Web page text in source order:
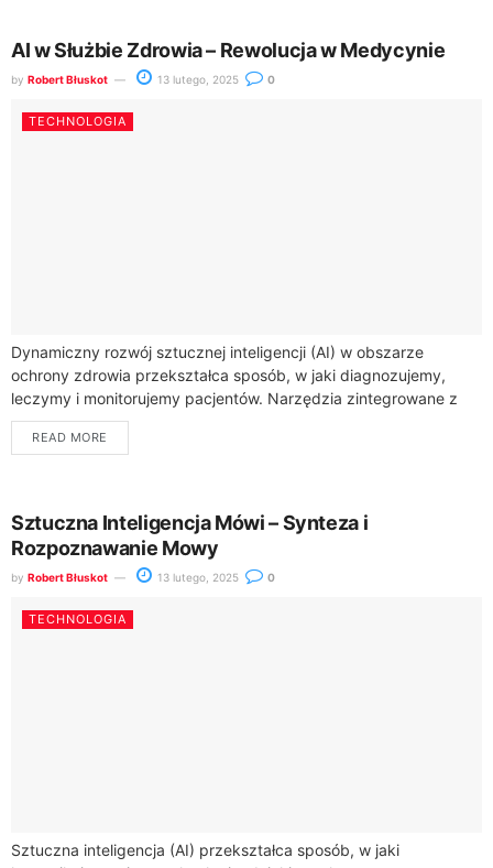
AI w Służbie Zdrowia – Rewolucja w Medycynie
by Robert Błuskot 13 lutego, 2025 0
TECHNOLOGIA
Dynamiczny rozwój sztucznej inteligencji (AI) w obszarze
ochrony zdrowia przekształca sposób, w jaki diagnozujemy,
leczymy i monitorujemy pacjentów. Narzędzia zintegrowane z
Centrum e-Zdrowia, takie jak Internetowe Konto Pacjenta,
obsługują już...
READ MORE
Sztuczna Inteligencja Mówi – Synteza i
Rozpoznawanie Mowy
by Robert Błuskot 13 lutego, 2025 0
TECHNOLOGIA
Sztuczna inteligencja (AI) przekształca sposób, w jaki